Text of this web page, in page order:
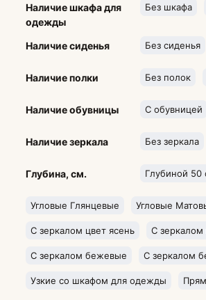
Наличие шкафа для
одежды
Без шкафа
Наличие сиденья Без сиденья
Наличие полки Без полок
Наличие обувницы С обувницей
Наличие зеркала Без зеркала
Глубина, см. Глубиной 50
Угловые Глянцевые Угловые
С зеркалом цвет ясень С зеркалом
С зеркалом бежевые С зеркалом
Узкие со шкафом для одежды